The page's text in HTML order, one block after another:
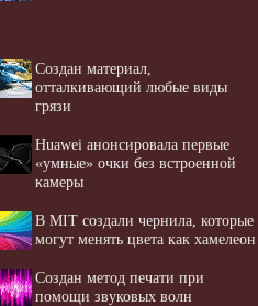
Создан материал,
отталкивающий любые виды
грязи
Huawei анонсировала первые
«умные» очки без встроенной
камеры
В MIT создали чернила, которые
могут менять цвета как хамелеон
Создан метод печати при
помощи звуковых волн